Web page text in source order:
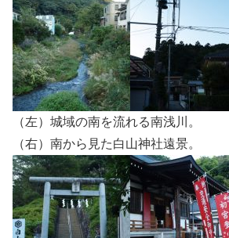
（左）城域の南を流れる南浅川。
（右）南から見た白山神社遠景。